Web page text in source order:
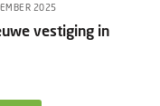
2025
vestiging in